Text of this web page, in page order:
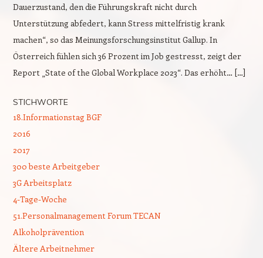
Dauerzustand, den die Führungskraft nicht durch
Unterstützung abfedert, kann Stress mittelfristig krank
machen“, so das Meinungsforschungsinstitut Gallup. In
Österreich fühlen sich 36 Prozent im Job gestresst, zeigt der
Report „State of the Global Workplace 2023“. Das erhöht… […]
STICHWORTE
18.Informationstag BGF
2016
2017
300 beste Arbeitgeber
3G Arbeitsplatz
4-Tage-Woche
51.Personalmanagement Forum TECAN
Alkoholprävention
Ältere Arbeitnehmer